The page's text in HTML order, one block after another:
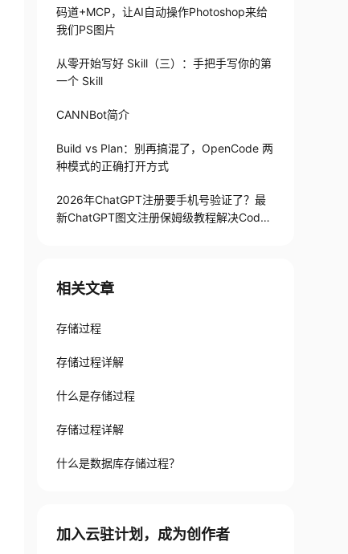
码道+MCP，让AI自动操作Photoshop来给
我们PS图片
从零开始写好 Skill（三）：手把手写你的第
一个 Skill
CANNBot简介
Build vs Plan：别再搞混了，OpenCode 两
种模式的正确打开方式
2026年ChatGPT注册要手机号验证了？最
新ChatGPT图文注册保姆级教程解决Codex
相关文章
存储过程
存储过程详解
什么是存储过程
存储过程详解
什么是数据库存储过程？
加入云驻计划，成为创作者